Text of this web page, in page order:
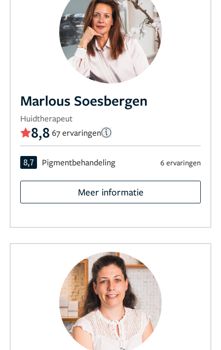
Marlous Soesbergen
Huidtherapeut
8,8 67 ervaringen
8,7 Pigmentbehandeling 6 ervaringen
Meer informatie